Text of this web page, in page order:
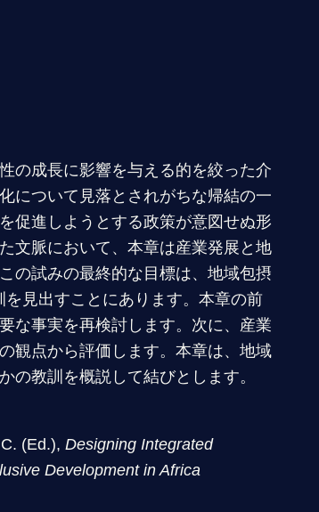
の成長に影響を与える的を絞った介
について見落とされがちな帰結の一
促進しようとする政策が意図せぬ形
文脈において、本章は産業発展と地
の試みの最終的な目標は、地域包摂
見出すことにあります。本章の前
な事実を再検討します。次に、産業
観点から評価します。本章は、地域
の教訓を概説して結びとします。
(Ed.), Designing Integrated
Development in Africa